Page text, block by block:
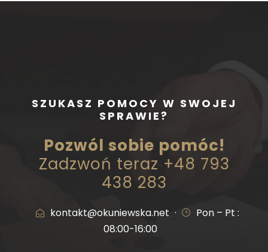
SZUKASZ POMOCY W SWOJEJ
SPRAWIE?
Pozwól sobie pomóc!
Zadzwoń teraz +48 793
438 283
kontakt@okuniewska.net ·
Pon – Pt :
08:00-16:00